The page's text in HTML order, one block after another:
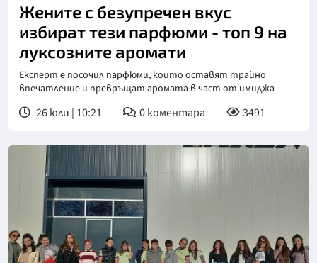
Жените с безупречен вкус
избират тези парфюми - топ 9 на
луксозните аромати
Експерт е посочил парфюми, които оставят трайно
впечатление и превръщат аромата в част от имиджа
26 юли | 10:21 0коментара 3491